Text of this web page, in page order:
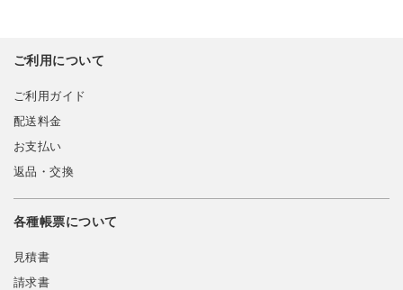
ご利用について
ご利用ガイド
配送料金
お支払い
返品・交換
各種帳票について
見積書
請求書